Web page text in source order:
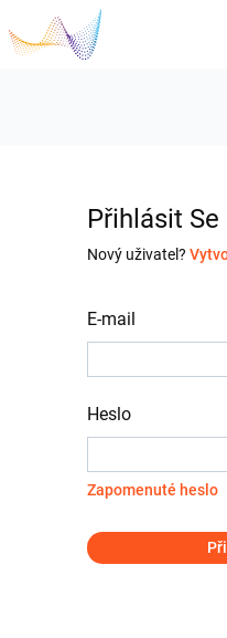
Přihlásit Se
Nový uživatel?
E-mail
Heslo
Zapomenuté heslo